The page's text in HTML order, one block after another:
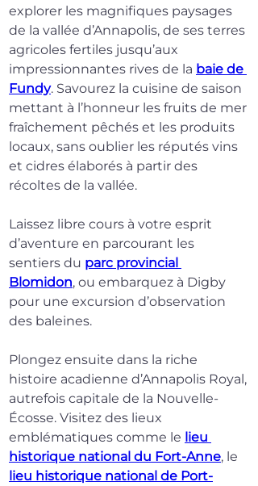
explorer les magnifiques paysages
de la vallée d’Annapolis, de ses terres
agricoles fertiles jusqu’aux
impressionnantes rives de la baie de
Fundy. Savourez la cuisine de saison
mettant à l’honneur les fruits de mer
fraîchement pêchés et les produits
locaux, sans oublier les réputés vins
et cidres élaborés à partir des
récoltes de la vallée.
Laissez libre cours à votre esprit
d’aventure en parcourant les
sentiers du parc provincial
Blomidon, ou embarquez à Digby
pour une excursion d’observation
des baleines.
Plongez ensuite dans la riche
histoire acadienne d’Annapolis Royal,
autrefois capitale de la Nouvelle-
Écosse. Visitez des lieux
emblématiques comme le lieu
historique national du Fort-Anne, le
lieu historique national de Port-